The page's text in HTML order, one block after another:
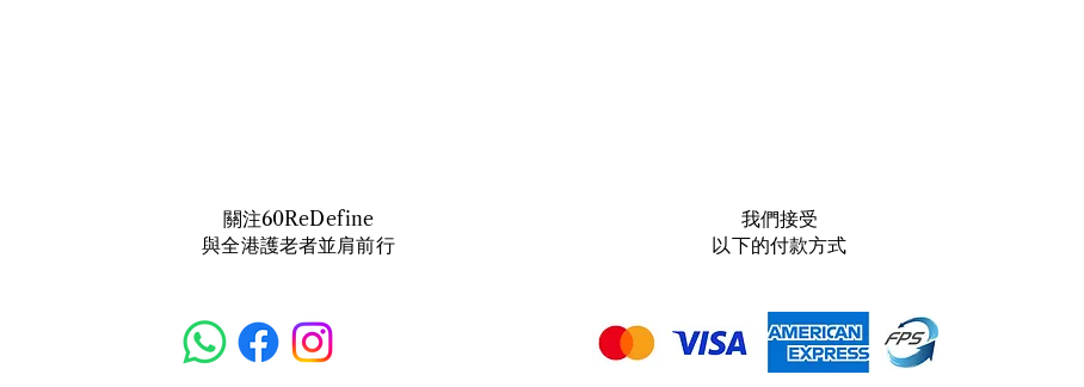
【因果與修行】
​關注60ReDefine
與全港護老者並肩前行
我們接受
以下的付款方式